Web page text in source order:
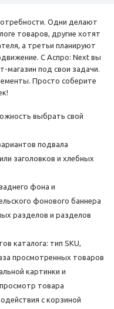
Одни делают
товаров, другие хотят
а третьи планируют
С Аспро: Next вы
магазин под свои задачи.
Просто соберите
выбрать свой
подвала
заголовков и хлебных
фона и
фонового баннера
разделов и разделов
каталога: тип SKU,
просмотренных товаров
картинки и
товара
с корзиной